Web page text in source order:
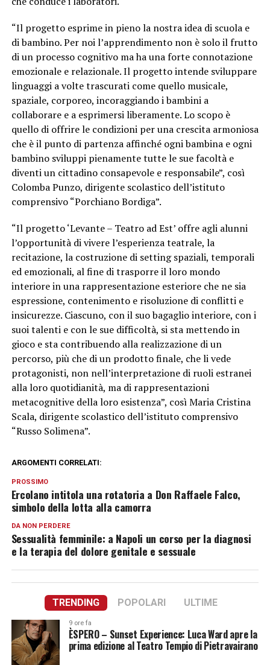
“Il progetto esprime in pieno la nostra idea di scuola e
di bambino. Per noi l’apprendimento non è solo il frutto
di un processo cognitivo ma ha una forte connotazione
emozionale e relazionale. Il progetto intende sviluppare
linguaggi a volte trascurati come quello musicale,
spaziale, corporeo, incoraggiando i bambini a
collaborare e a esprimersi liberamente. Lo scopo è
quello di offrire le condizioni per una crescita armoniosa
che è il punto di partenza affinché ogni bambina e ogni
bambino sviluppi pienamente tutte le sue facoltà e
diventi un cittadino consapevole e responsabile”, così
Colomba Punzo, dirigente scolastico dell’istituto
comprensivo “Porchiano Bordiga”.
“Il progetto ‘Levante – Teatro ad Est’ offre agli alunni
l’opportunità di vivere l’esperienza teatrale, la
recitazione, la costruzione di setting spaziali, temporali
ed emozionali, al fine di trasporre il loro mondo
interiore in una rappresentazione esteriore che ne sia
espressione, contenimento e risoluzione di conflitti e
insicurezze. Ciascuno, con il suo bagaglio interiore, con i
suoi talenti e con le sue difficoltà, si sta mettendo in
gioco e sta contribuendo alla realizzazione di un
percorso, più che di un prodotto finale, che li vede
protagonisti, non nell’interpretazione di ruoli estranei
alla loro quotidianità, ma di rappresentazioni
metacognitive della loro esistenza”, così Maria Cristina
Scala, dirigente scolastico dell’istituto comprensivo
“Russo Solimena”.
ARGOMENTI CORRELATI:
PROSSIMO
Ercolano intitola una rotatoria a Don Raffaele Falco,
simbolo della lotta alla camorra
DA NON PERDERE
Sessualità femminile: a Napoli un corso per la diagnosi
e la terapia del dolore genitale e sessuale
TRENDING POPOLARI ULTIME
9 ore fa
ÈSPERO – Sunset Experience: Luca Ward apre la
prima edizione al Teatro Tempio di Pietravairano